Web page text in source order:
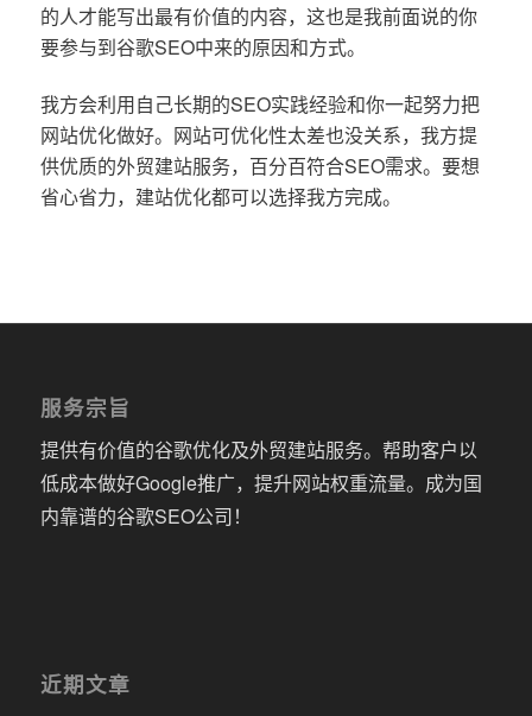
的人才能写出最有价值的内容，这也是我前面说的你
要参与到谷歌SEO中来的原因和方式。
我方会利用自己长期的SEO实践经验和你一起努力把
网站优化做好。网站可优化性太差也没关系，我方提
供优质的外贸建站服务，百分百符合SEO需求。要想
省心省力，建站优化都可以选择我方完成。
服务宗旨
提供有价值的谷歌优化及外贸建站服务。帮助客户以
低成本做好Google推广，提升网站权重流量。成为国
内靠谱的谷歌SEO公司！
近期文章